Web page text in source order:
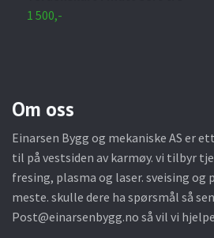
Om oss
Einarsen Bygg og mekaniske AS er
til på vestsiden av karmøy. vi tilbyr
fresing, plasma og laser. sveising og
meste. skulle dere ha spørsmål så
Post@einarsenbygg.no så vil vi
1 500,-